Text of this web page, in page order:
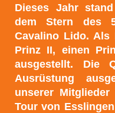
Dieses Jahr
dem Stern des
Cavalino Lido. Als
Prinz II, einen
ausgestellt. Die
Ausrüstung
unserer
Tour von